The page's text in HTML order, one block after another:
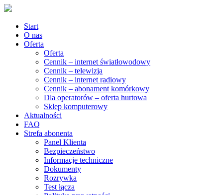
Start
O nas
Oferta
Oferta
Cennik – internet światłowodowy
Cennik – telewizja
Cennik – internet radiowy
Cennik – abonament komórkowy
Dla operatorów – oferta hurtowa
Sklep komputerowy
Aktualności
FAQ
Strefa abonenta
Panel Klienta
Bezpieczeństwo
Informacje techniczne
Dokumenty
Rozrywka
Test łącza